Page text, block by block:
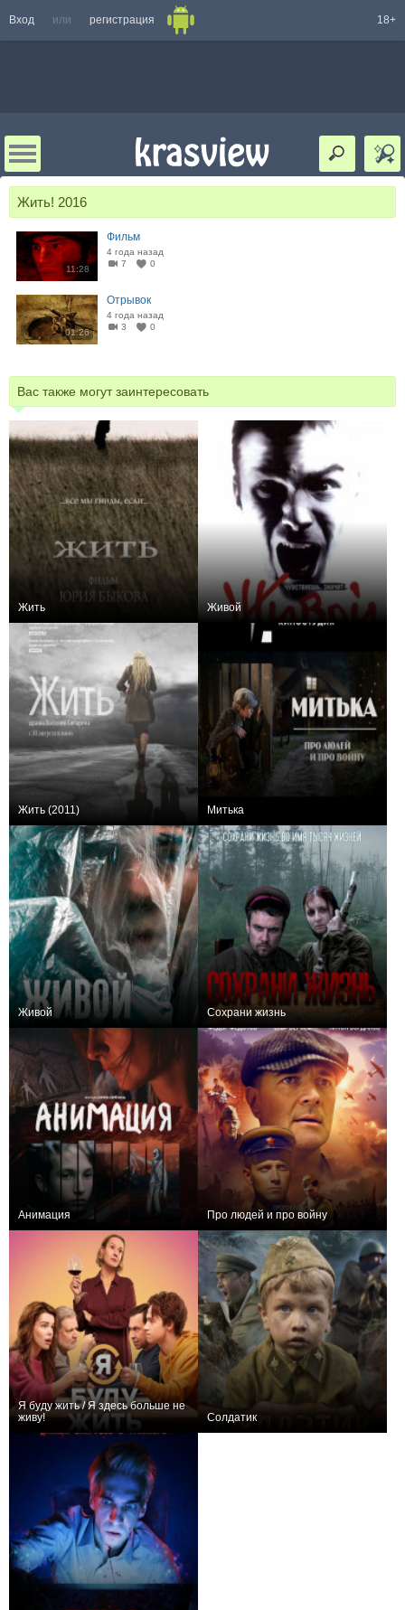
Вход или регистрация 18+
Жить! 2016
11:28
Фильм
4 года назад
7
0
01:26
Отрывок
4 года назад
3
0
Вас также могут заинтересовать
Жить Живой
Жить (2011) Митька
Живой Сохрани жизнь
Анимация Про людей и про войну
Я буду жить / Я здесь больше не
живу!
Солдатик